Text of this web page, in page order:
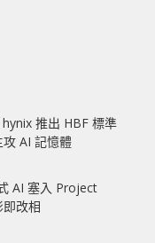
hynix 推出 HBF 標準
AI 記憶體
AI 塞入 Project
改相